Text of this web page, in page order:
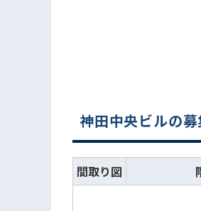
神田中央ビルの
間取り図